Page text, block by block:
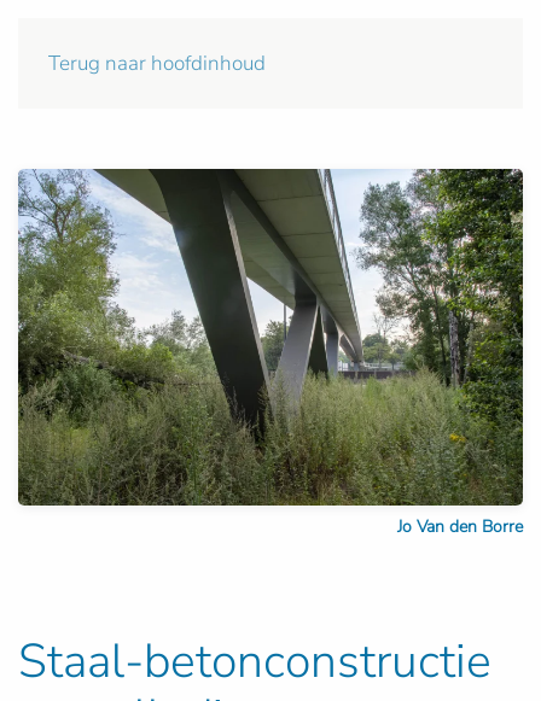
Terug naar hoofdinhoud
Jo Van den Borre
Staal-betonconstructie